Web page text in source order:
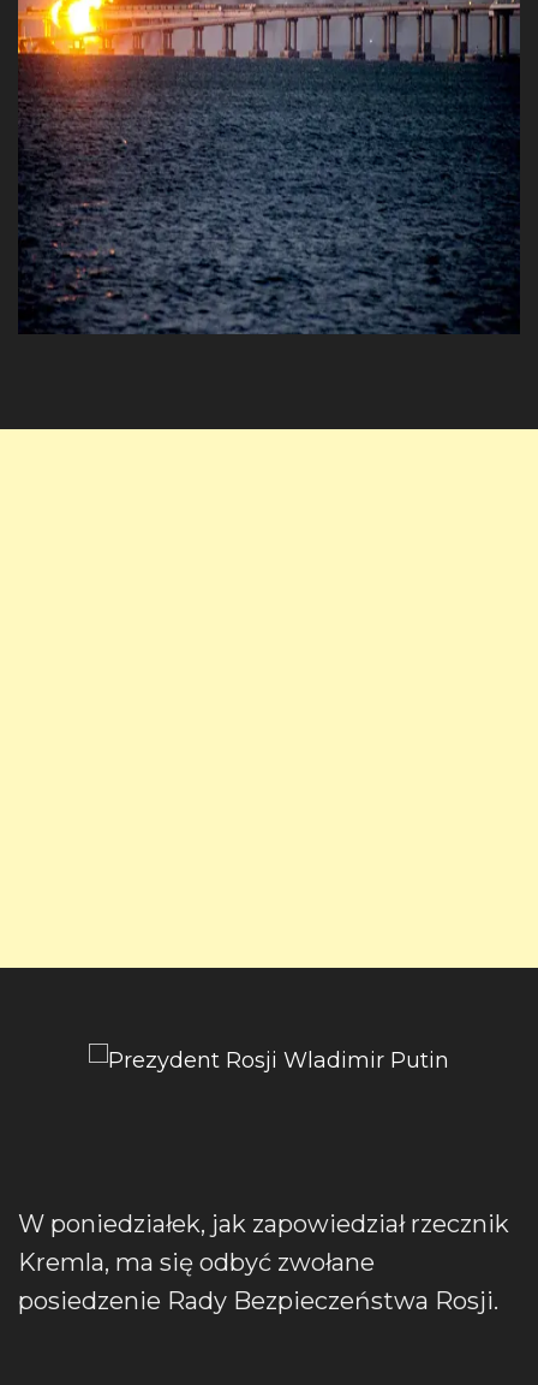
W poniedziałek, jak zapowiedział rzecznik
Kremla, ma się odbyć zwołane
posiedzenie Rady Bezpieczeństwa Rosji.